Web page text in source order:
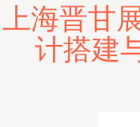
上海晋甘
计搭建